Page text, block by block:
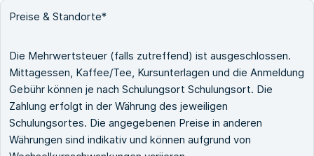
Preise & Standorte*
Die Mehrwertsteuer (falls zutreffend) ist ausgeschlossen.
Mittagessen, Kaffee/Tee, Kursunterlagen und die Anmeldung
Gebühr können je nach Schulungsort Schulungsort. Die
Zahlung erfolgt in der Währung des jeweiligen
Schulungsortes. Die angegebenen Preise in anderen
Währungen sind indikativ und können aufgrund von